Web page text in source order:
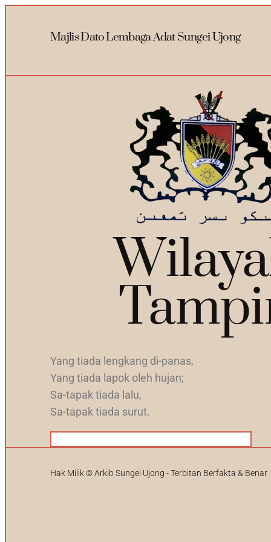
Majlis Dato Lembaga Adat Sungei Ujong
Yang tiada lengkang di-panas,
Yang tiada lapok oleh hujan;
Sa-tapak tiada lalu,
Sa-tapak tiada surut.
Hak Milik © Arkib Sungei Ujong - Terbitan Berfakta & Benar